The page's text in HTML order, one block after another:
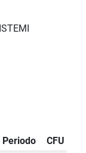
Periodo
CFU